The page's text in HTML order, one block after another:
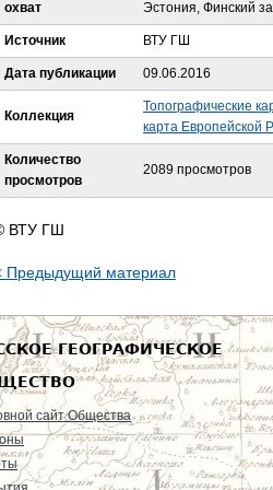
еохват Эстония, Финский
Источник ВТУ ГШ
Дата публикации 09.06.2016
Коллекция
Топографические
карта Европейской
Количество
просмотров
2089 просмотров
ВТУ ГШ
Предыдущий материал
ГЕОГРАФИЧЕСКОЕ
сайт Общества